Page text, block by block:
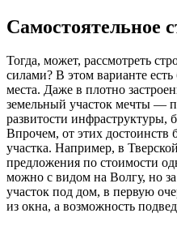
Самостоятельное
Тогда, может, рассмотреть
силами? В этом варианте
места. Даже в плотно
земельный участок мечты —
развитости инфраструктуры,
Впрочем, от этих достоинств
участка. Например, в
предложения по стоимости
можно с видом на Волгу, но
участок под дом, в первую
из окна, а возможность